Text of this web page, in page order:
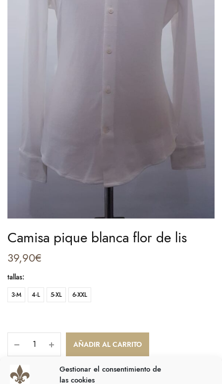
Gestionar el consentimiento de
las cookies
Camisa pique blanca flor de lis
39,90€
tallas:
3-M 4-L 5-XL 6-XXL
AÑADIR AL CARRITO
COMPARTIR